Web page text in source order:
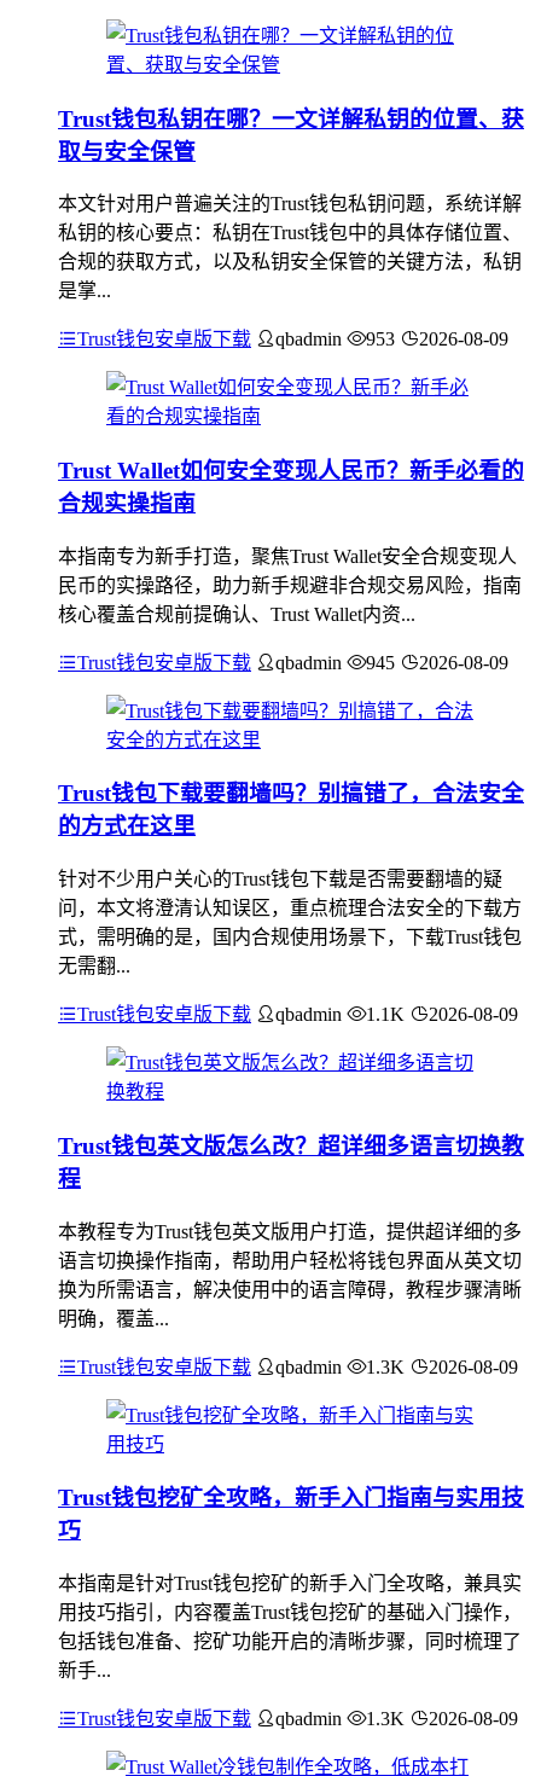
Trust钱包私钥在哪？一文详解私钥的位置、获
取与安全保管
本文针对用户普遍关注的Trust钱包私钥问题，系统详解
私钥的核心要点：私钥在Trust钱包中的具体存储位置、
合规的获取方式，以及私钥安全保管的关键方法，私钥
是掌...
Trust钱包安卓版下载 qbadmin 953 2026-08-09
Trust Wallet如何安全变现人民币？新手必看的
合规实操指南
本指南专为新手打造，聚焦Trust Wallet安全合规变现人
民币的实操路径，助力新手规避非合规交易风险，指南
核心覆盖合规前提确认、Trust Wallet内资...
Trust钱包安卓版下载 qbadmin 945 2026-08-09
Trust钱包下载要翻墙吗？别搞错了，合法安全
的方式在这里
针对不少用户关心的Trust钱包下载是否需要翻墙的疑
问，本文将澄清认知误区，重点梳理合法安全的下载方
式，需明确的是，国内合规使用场景下，下载Trust钱包
无需翻...
Trust钱包安卓版下载 qbadmin 1.1K 2026-08-09
Trust钱包英文版怎么改？超详细多语言切换教
程
本教程专为Trust钱包英文版用户打造，提供超详细的多
语言切换操作指南，帮助用户轻松将钱包界面从英文切
换为所需语言，解决使用中的语言障碍，教程步骤清晰
明确，覆盖...
Trust钱包安卓版下载 qbadmin 1.3K 2026-08-09
Trust钱包挖矿全攻略，新手入门指南与实用技
巧
本指南是针对Trust钱包挖矿的新手入门全攻略，兼具实
用技巧指引，内容覆盖Trust钱包挖矿的基础入门操作，
包括钱包准备、挖矿功能开启的清晰步骤，同时梳理了
新手...
Trust钱包安卓版下载 qbadmin 1.3K 2026-08-09